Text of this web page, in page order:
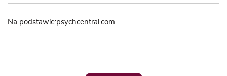
Na podstawie:psychcentral.com